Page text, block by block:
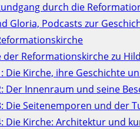
durch die
Gloria, Podcasts zur
der Reformationskirche zu
Die Kirche, ihre Geschichte
Der Innenraum und seine
Die Seitenemporen und der
Die Kirche: Architektur und